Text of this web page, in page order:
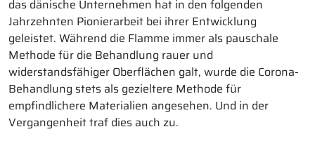
das dänische Unternehmen hat in den folgenden
Jahrzehnten Pionierarbeit bei ihrer Entwicklung
geleistet. Während die Flamme immer als pauschale
Methode für die Behandlung rauer und
widerstandsfähiger Oberflächen galt, wurde die Corona-
Behandlung stets als gezieltere Methode für
empfindlichere Materialien angesehen. Und in der
Vergangenheit traf dies auch zu.